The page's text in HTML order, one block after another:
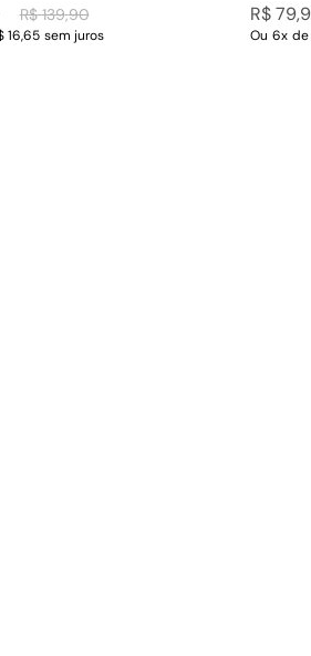
R$ 139,90
16,65 sem juros
R$79,
Ou 6x de